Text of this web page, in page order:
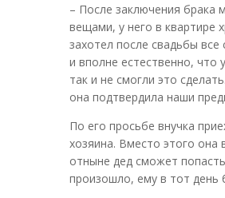
– После заключения брака
вещами, у него в квартире
захотел после свадьбы
и вполне естественно, что
так и не смогли это
она подтвердила наши
По его просьбе внучка
хозяина. Вместо этого она
отныне дед сможет
произошло, ему в тот день